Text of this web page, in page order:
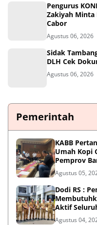
Pengurus
Zakiyah
Cabor
Agustus 06, 2026
Sidak
DLH Cek
Agustus 06, 2026
Pemerintah
KABB
Umah Kopi
Pemprov
Pengelolaan
Agustus 05,
Dodi RS :
Aktif
Agustus 04,